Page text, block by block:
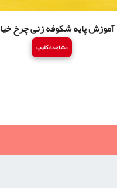
آموزش پایه شکوفه زنی چرخ خیاطی
مشاهده کلیپ